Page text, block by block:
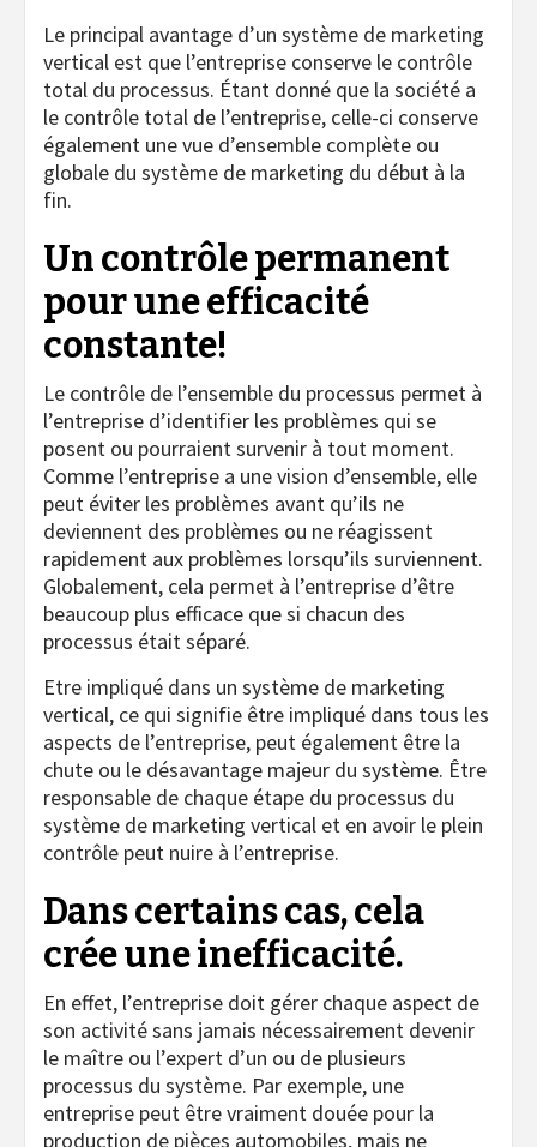
Le principal avantage d’un système de marketing
vertical est que l’entreprise conserve le contrôle
total du processus. Étant donné que la société a
le contrôle total de l’entreprise, celle-ci conserve
également une vue d’ensemble complète ou
globale du système de marketing du début à la
fin.
Un contrôle permanent
pour une efficacité
constante!
Le contrôle de l’ensemble du processus permet à
l’entreprise d’identifier les problèmes qui se
posent ou pourraient survenir à tout moment.
Comme l’entreprise a une vision d’ensemble, elle
peut éviter les problèmes avant qu’ils ne
deviennent des problèmes ou ne réagissent
rapidement aux problèmes lorsqu’ils surviennent.
Globalement, cela permet à l’entreprise d’être
beaucoup plus efficace que si chacun des
processus était séparé.
Etre impliqué dans un système de marketing
vertical, ce qui signifie être impliqué dans tous les
aspects de l’entreprise, peut également être la
chute ou le désavantage majeur du système. Être
responsable de chaque étape du processus du
système de marketing vertical et en avoir le plein
contrôle peut nuire à l’entreprise.
Dans certains cas, cela
crée une inefficacité.
En effet, l’entreprise doit gérer chaque aspect de
son activité sans jamais nécessairement devenir
le maître ou l’expert d’un ou de plusieurs
processus du système. Par exemple, une
entreprise peut être vraiment douée pour la
production de pièces automobiles, mais ne